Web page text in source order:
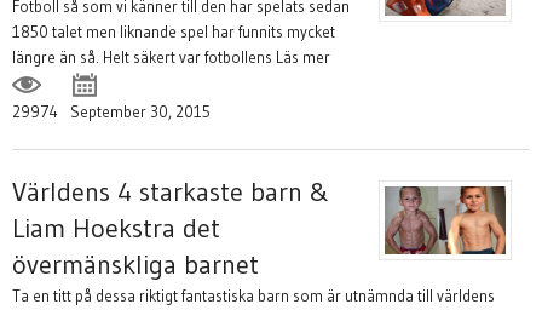
Fotboll så som vi känner till den har spelats sedan
1850 talet men liknande spel har funnits mycket
längre än så. Helt säkert var fotbollens Läs mer
29974 September 30, 2015
Världens 4 starkaste barn &
Liam Hoekstra det
övermänskliga barnet
Ta en titt på dessa riktigt fantastiska barn som är utnämnda till världens